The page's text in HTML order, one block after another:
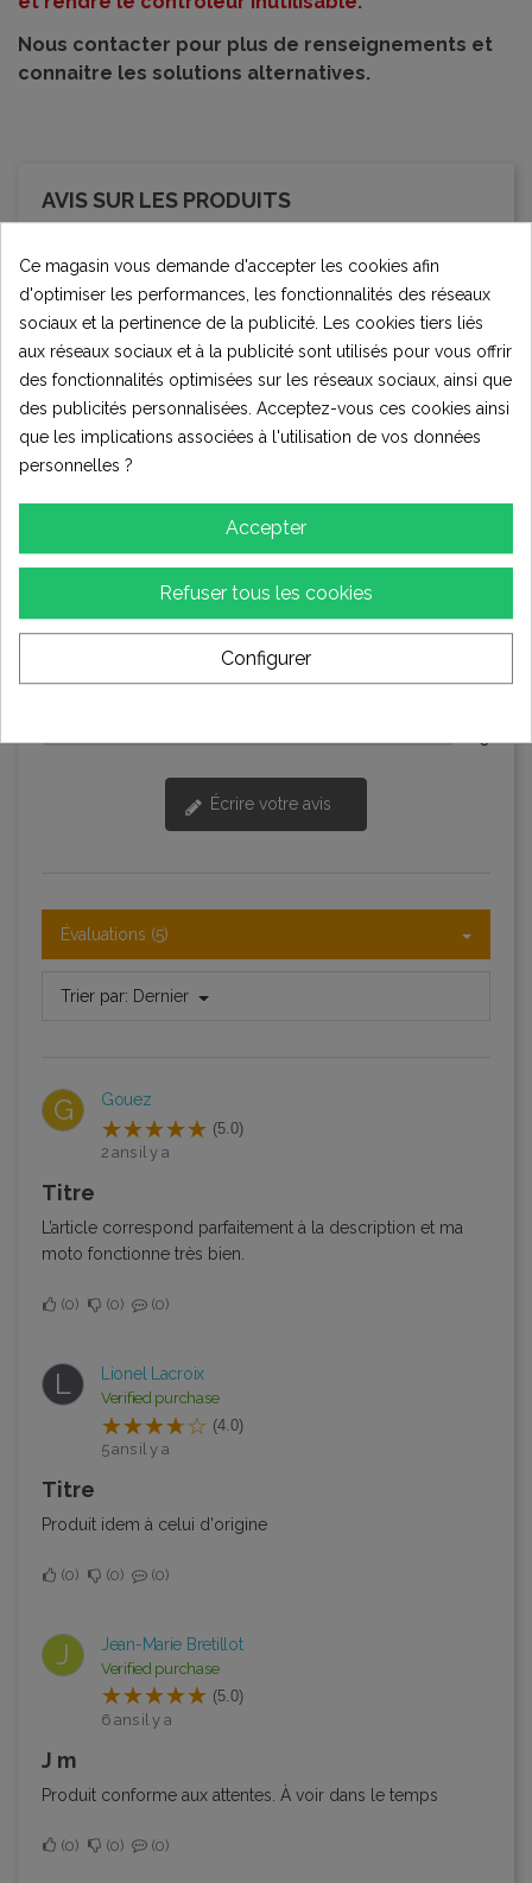
Nous contacter pour plus de renseignements et
connaitre les solutions alternatives.
AVIS SUR LES PRODUITS
Évaluation moyenne
4.0
5 Évaluations
★★★★☆ Bon
★★★☆☆ Moyen
2
0
0
Écrire votre avis
Évaluations (5)
Trier par: Dernier
G Gouez
(5.0)
2 ans il y a
Titre
L’article correspond parfaitement à la description et ma
moto fonctionne très bien.
0 0 0
L Lionel Lacroix
Verified purchase
(4.0)
5 ans il y a
Titre
Produit idem à celui d'origine
0 0 0
J Jean-Marie Bretillot
Verified purchase
(5.0)
6 ans il y a
J m
Produit conforme aux attentes. À voir dans le temps
0 0 0
Ce magasin vous demande d'accepter les cookies afin
d'optimiser les performances, les fonctionnalités des réseaux
sociaux et la pertinence de la publicité. Les cookies tiers liés
aux réseaux sociaux et à la publicité sont utilisés pour vous offrir
des fonctionnalités optimisées sur les réseaux sociaux, ainsi que
des publicités personnalisées. Acceptez-vous ces cookies ainsi
que les implications associées à l'utilisation de vos données
personnelles ?
Accepter
Refuser tous les cookies
Configurer